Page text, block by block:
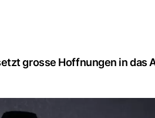
grosse Hoffnungen in das